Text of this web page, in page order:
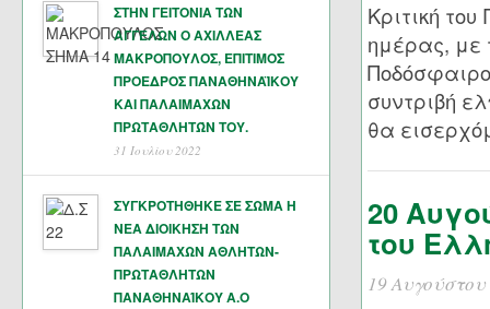
ΣΤΗΝ ΓΕΙΤΟΝΙΑ ΤΩΝ
ΑΓΓΕΛΩΝ Ο ΑΧΙΛΛΕΑΣ
ΜΑΚΡΟΠΟΥΛΟΣ, ΕΠΙΤΙΜΟΣ
ΠΡΟΕΔΡΟΣ ΠΑΝΑΘΗΝΑΪΚΟΥ
ΚΑΙ ΠΑΛΑΙΜΑΧΩΝ
ΠΡΩΤΑΘΛΗΤΏΝ ΤΟΥ.
31 Ιουλίου 2022
ΣΥΓΚΡΟΤΗΘΗΚΕ ΣΕ ΣΩΜΑ Η
ΝΕΑ ΔΙΟΙΚΗΣΗ ΤΩΝ
ΠΑΛΑΙΜΑΧΩΝ ΑΘΛΗΤΩΝ-
ΠΡΩΤΑΘΛΗΤΩΝ
ΠΑΝΑΘΗΝΑΊΚΟΥ Α.Ο
Κριτική
ημέρας, με
συντριβή
θα
20
του
19 Αυγούστου